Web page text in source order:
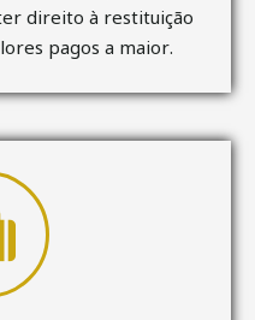
direito à restituição
pagos a maior.